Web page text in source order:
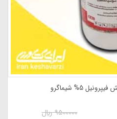
31000000ريال